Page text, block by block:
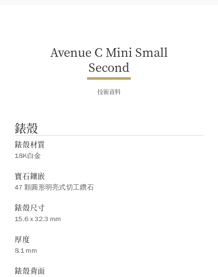
Avenue C Mini Small
Second
技術資料
錶殼
錶殼材質
18K白金
寶石鑲嵌
47 顆圓形明亮式切工鑽石
錶殼尺寸
15.6 x 32.3 mm
厚度
8.1 mm
錶殼背面